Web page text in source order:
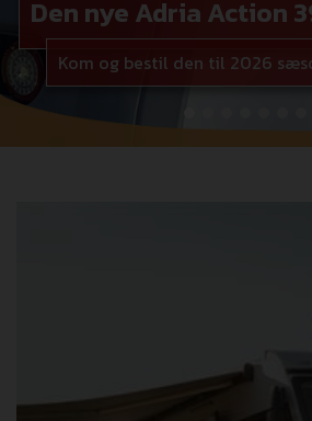
Den nye Adria Action
Kom og bestil den til 2026